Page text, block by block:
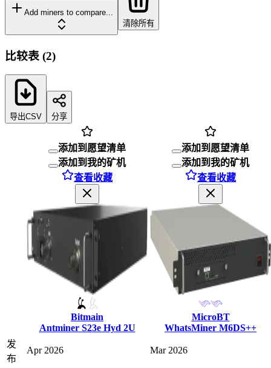
Add miners to compare...
清除所有
比较表 (2)
导出CSV 分享
添加到愿望清单
添加到我的矿机
查看收藏
Bitmain
Antminer S23e Hyd 2U
添加到愿望清单
添加到我的矿机
查看收藏
MicroBT
WhatsMiner M6DS++
发
布
Apr 2026 Mar 2026